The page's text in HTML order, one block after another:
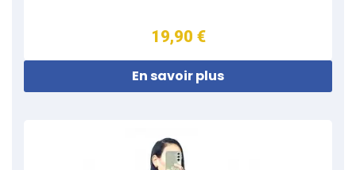
19,90 €
En savoir plus